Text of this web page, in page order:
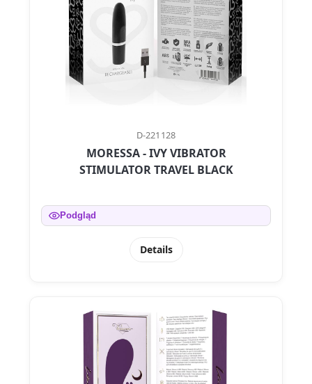
D-221128
MORESSA - IVY VIBRATOR
STIMULATOR TRAVEL BLACK
Podgląd
Details